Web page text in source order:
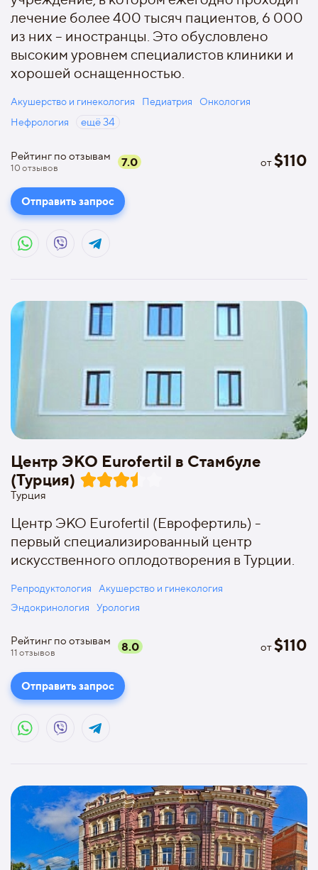
лечение более 400 тысяч пациентов, 6 000
из них – иностранцы. Это обусловлено
высоким уровнем специалистов клиники и
хорошей оснащенностью.
Акушерство и гинекология Педиатрия
Онкология
Нефрология
ещё34
Рейтинг по отзывам
10отзывов 7.0 от$110
Отправить запрос
Центр ЭКО Eurofertil в Стамбуле
(Турция)
Турция
Центр ЭКО Eurofertil (Еврофертиль) -
первый специализированный центр
искусственного оплодотворения в Турции.
Репродуктология
Акушерство и гинекология
Эндокринология
Урология
Рейтинг по отзывам
11отзывов 8.0 от$110
Отправить запрос